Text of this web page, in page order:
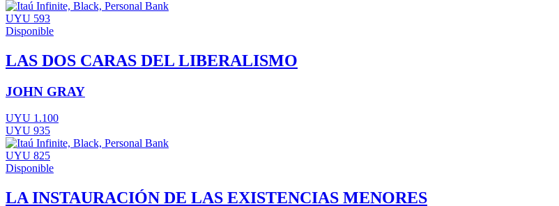
UYU 593
Disponible
LAS DOS CARAS DEL LIBERALISMO
JOHN GRAY
UYU 1.100
UYU 935
UYU 825
Disponible
LA INSTAURACIÓN DE LAS EXISTENCIAS MENORES